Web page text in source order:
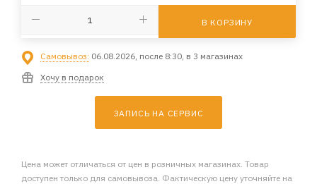
В КОРЗИНУ
Самовывоз: 06.08.2026, после 8:30, в 3 магазинах
Хочу в подарок
ЗАПИСЬ НА СЕРВИС
Цена может отличаться от цен в розничных магазинах. Товар
доступен только для самовывоза. Фактическую цену уточняйте на